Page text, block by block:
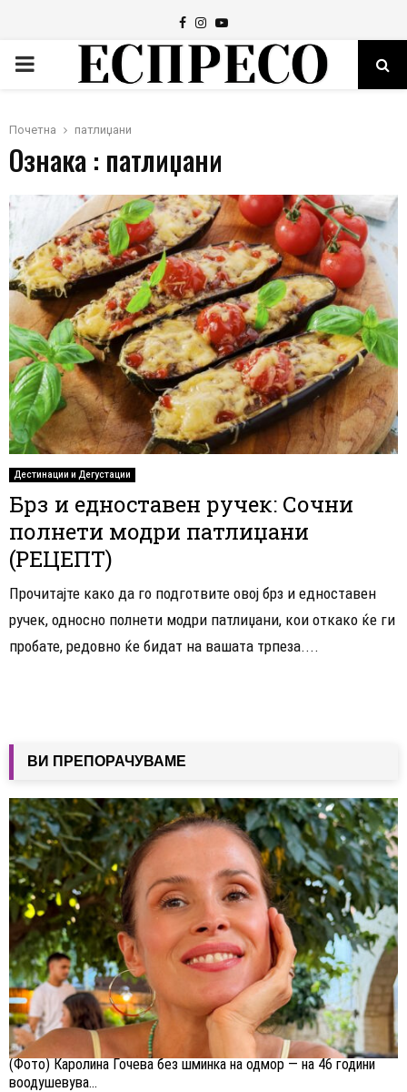
Facebook
Instagram
Youtube
PRIMARY
Почетна патлиџани
Ознака : патлиџани
Дестинации и Дегустации
Брз и едноставен ручек: Сочни
полнети модри патлиџани
(РЕЦЕПТ)
Прочитајте како да го подготвите овој брз и едноставен
ручек, односно полнети модри патлиџани, кои откако ќе ги
пробате, редовно ќе бидат на вашата трпеза....
ВИ ПРЕПОРАЧУВАМЕ
(Фото) Каролина Гочева без шминка на одмор — на 46 години
воодушевува...